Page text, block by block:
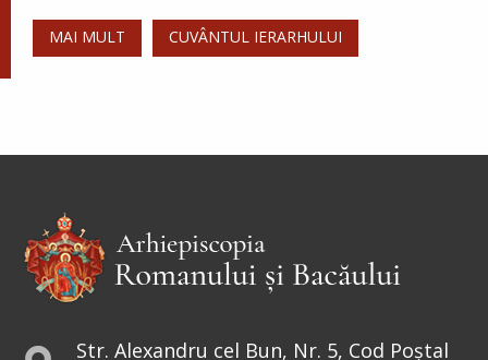
Sfânta Irina,
de bărbați, sfânta a avut curajul să
Sfântul Sfinţit Mucenic Narcis,
MAI MULT CUVÂNTUL IERARHULUI
Str. Alexandru cel Bun, Nr. 5, Cod Poștal